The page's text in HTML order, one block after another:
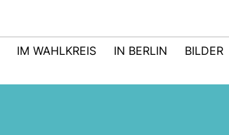
IM WAHLKREIS IN BERLIN BILDER